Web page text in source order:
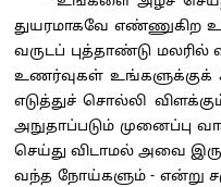
துயரமாகவே எண்ணுகிற
வருடப் புத்தாண்டு
உணர்வுகள் உங்களுக்குக்
எடுத்துச் சொல்லி
அநுதாப்படும் முனைப்பு
செய்து விடாமல் அவை
வந்த நோய்களும் - என்று